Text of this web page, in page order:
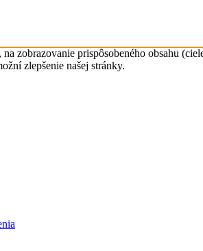
zobrazovanie prispôsobeného obsahu
zlepšenie našej stránky.